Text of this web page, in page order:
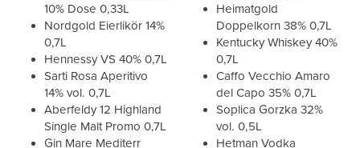
10% Dose 0,33L
Nordgold Eierlikör 14%
0,7L
Hennessy VS 40% 0,7L
Sarti Rosa Aperitivo
14% vol. 0,7L
Aberfeldy 12 Highland
Single Malt Promo 0,7L
Gin Mare Mediterr
Heimatgold
Doppelkorn 38% 0,7L
Kentucky Whiskey 40%
0,7L
Caffo Vecchio Amaro
del Capo 35% 0,7L
Soplica Gorzka 32%
vol. 0,5L
Hetman Vodka